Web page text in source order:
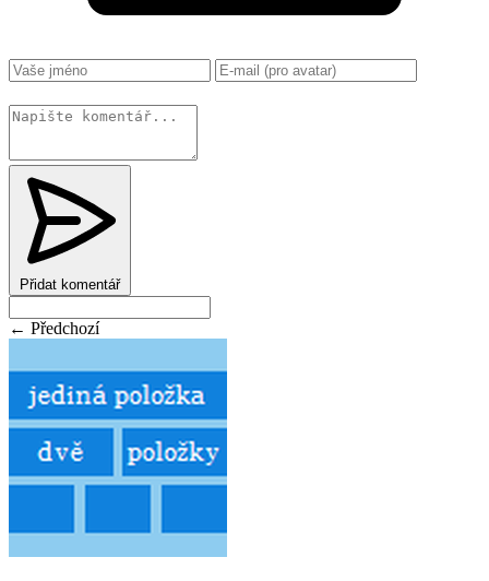
Přidat komentář
← Předchozí